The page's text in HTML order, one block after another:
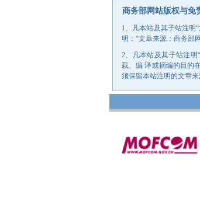
商务部网站版权与免
1、凡本站及其子站注明
明：“文章来源：商务部网
2、凡本站及其子站注明
载、编 译或摘编的目的
须保留本站注明的文章来